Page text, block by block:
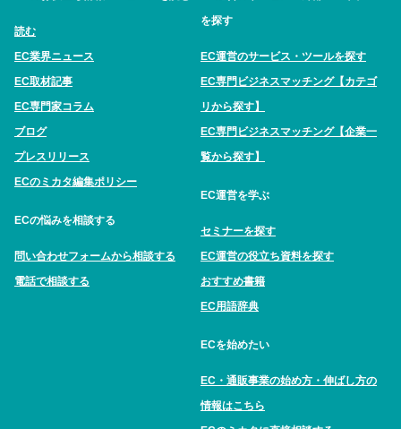
読む
EC業界ニュース
EC取材記事
EC専門家コラム
ブログ
プレスリリース
ECのミカタ編集ポリシー
ECの悩みを相談する
問い合わせフォームから相談する
電話で相談する
を探す
EC運営のサービス・ツールを探す
EC専門ビジネスマッチング【カテゴ
リから探す】
EC専門ビジネスマッチング【企業一
覧から探す】
EC運営を学ぶ
セミナーを探す
EC運営の役立ち資料を探す
おすすめ書籍
EC用語辞典
ECを始めたい
EC・通販事業の始め方・伸ばし方の
情報はこちら